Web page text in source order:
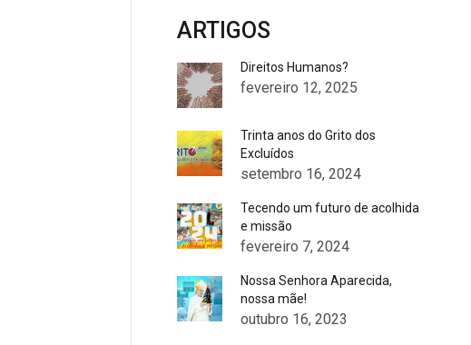
ARTIGOS
Direitos Humanos?
fevereiro 12, 2025
Trinta anos do Grito dos
Excluídos
setembro 16, 2024
Tecendo um futuro de acolhida
e missão
fevereiro 7, 2024
Nossa Senhora Aparecida,
nossa mãe!
outubro 16, 2023